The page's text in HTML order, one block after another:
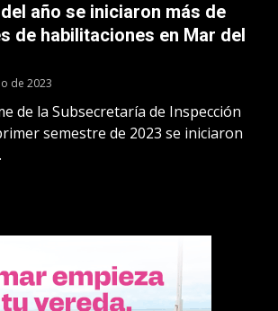
año se iniciaron más de
de habilitaciones en Mar del
de 2023
de la Subsecretaría de Inspección
semestre de 2023 se iniciaron